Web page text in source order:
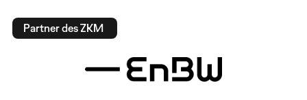
Partner des ZKM